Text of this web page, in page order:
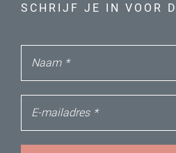
SCHRIJF JE IN VOOR
Naam *
E-mailadres *